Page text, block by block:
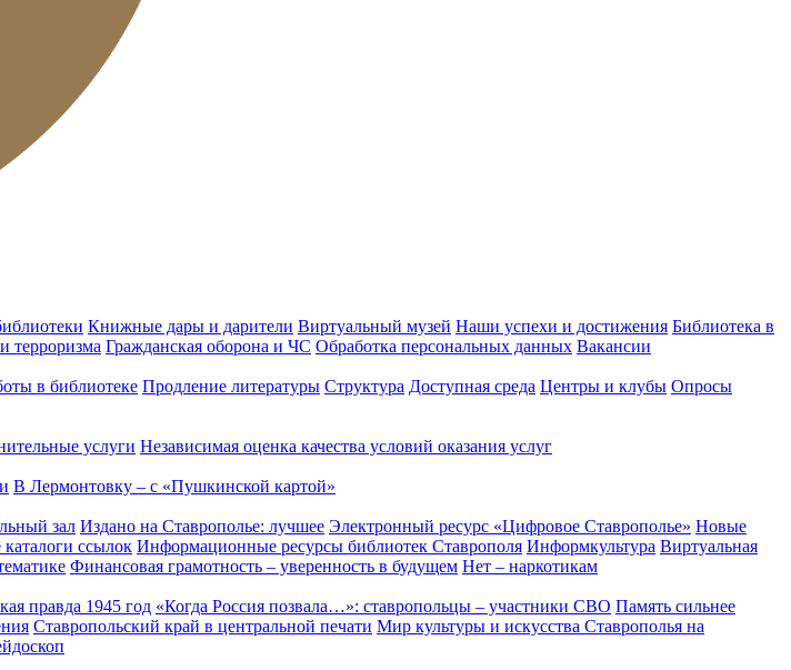
Книжные дары и дарители Виртуальный музей Наши успехи и достижения Библиотека в
терроризма Гражданская оборона и ЧС Обработка персональных данных Вакансии
в библиотеке Продление литературы Структура Доступная среда Центры и клубы Опросы
услуги Независимая оценка качества условий оказания услуг
В Лермонтовку – с «Пушкинской картой»
зал Издано на Ставрополье: лучшее Электронный ресурс «Цифровое Ставрополье» Новые
ссылок Информационные ресурсы библиотек Ставрополя Информкультура Виртуальная
Финансовая грамотность – уверенность в будущем Нет – наркотикам
правда 1945 год «Когда Россия позвала…»: ставропольцы – участники СВО Память сильнее
Ставропольский край в центральной печати Мир культуры и искусства Ставрополья на